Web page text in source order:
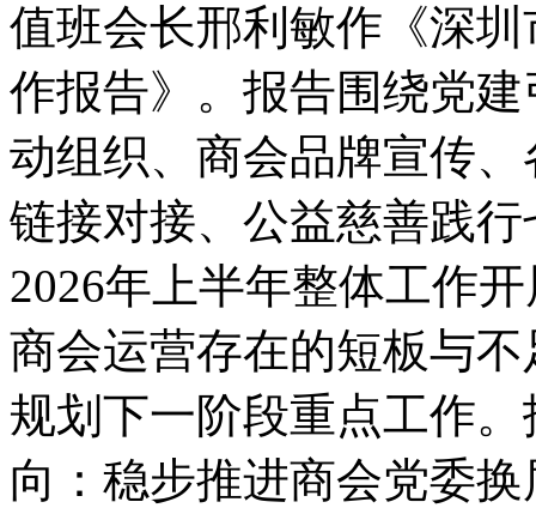
值班会长邢利敏作《深
作报告》。报告围绕党
动组织、商会品牌宣传
链接对接、公益慈善践
2026年上半年整体工作
商会运营存在的短板与
规划下一阶段重点工作
向：稳步推进商会党委